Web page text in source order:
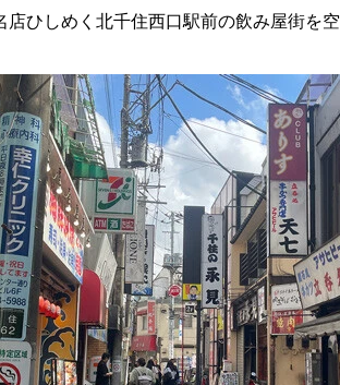
店ひしめく北千住西口駅前の飲み屋街を空